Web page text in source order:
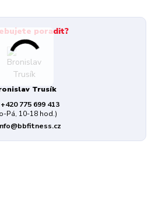
poradit?
Trusík
+420 775 699 413
Pá, 10-18 hod.)